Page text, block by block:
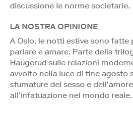
discussione le norme societarie.
LA NOSTRA OPINIONE
A Oslo, le notti estive sono fatte
parlare e amare. Parte della
Haugerud sulle relazioni
avvolto nella luce di fine agosto
sfumature del sesso e
all’infatuazione nel mondo reale.